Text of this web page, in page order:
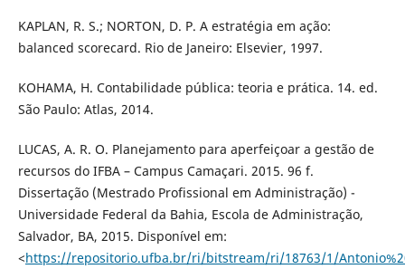
KAPLAN, R. S.; NORTON, D. P. A estratégia em ação:
balanced scorecard. Rio de Janeiro: Elsevier, 1997.
KOHAMA, H. Contabilidade pública: teoria e prática. 14. ed.
São Paulo: Atlas, 2014.
LUCAS, A. R. O. Planejamento para aperfeiçoar a gestão de
recursos do IFBA – Campus Camaçari. 2015. 96 f.
Dissertação (Mestrado Profissional em Administração) -
Universidade Federal da Bahia, Escola de Administração,
Salvador, BA, 2015. Disponível em:
<https://repositorio.ufba.br/ri/bitstream/ri/18763/1/